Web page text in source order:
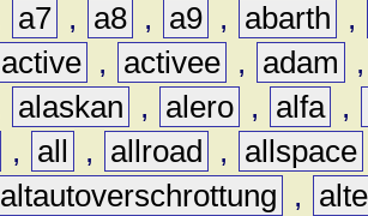
a7 , a8 , a9 , abarth
,
active , activee , adam
alaskan , alero , alfa ,
, all , allroad , allspace
altautoverschrottung ,